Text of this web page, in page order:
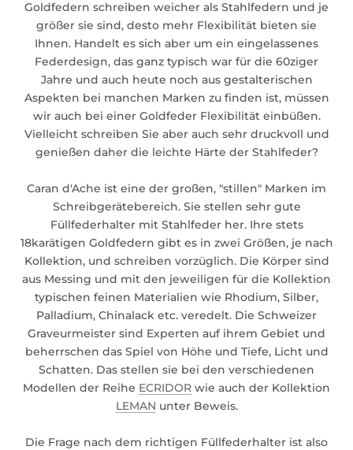
Goldfedern schreiben weicher als Stahlfedern und je
größer sie sind, desto mehr Flexibilität bieten sie
Ihnen. Handelt es sich aber um ein eingelassenes
Federdesign, das ganz typisch war für die 60ziger
Jahre und auch heute noch aus gestalterischen
Aspekten bei manchen Marken zu finden ist, müssen
wir auch bei einer Goldfeder Flexibilität einbüßen.
Vielleicht schreiben Sie aber auch sehr druckvoll und
genießen daher die leichte Härte der Stahlfeder?
Caran d'Ache ist eine der großen, "stillen" Marken im
Schreibgerätebereich. Sie stellen sehr gute
Füllfederhalter mit Stahlfeder her. Ihre stets
18karätigen Goldfedern gibt es in zwei Größen, je nach
Kollektion, und schreiben vorzüglich. Die Körper sind
aus Messing und mit den jeweiligen für die Kollektion
typischen feinen Materialien wie Rhodium, Silber,
Palladium, Chinalack etc. veredelt. Die Schweizer
Graveurmeister sind Experten auf ihrem Gebiet und
beherrschen das Spiel von Höhe und Tiefe, Licht und
Schatten. Das stellen sie bei den verschiedenen
Modellen der Reihe ECRIDOR wie auch der Kollektion
LEMAN unter Beweis.
Die Frage nach dem richtigen Füllfederhalter ist also